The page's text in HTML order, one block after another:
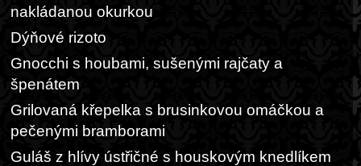
nakládanou okurkou
Dýňové rizoto
Gnocchi s houbami, sušenými rajčaty a
špenátem
Grilovaná křepelka s brusinkovou omáčkou a
pečenými bramborami
Guláš z hlívy ústřičné s houskovým knedlíkem